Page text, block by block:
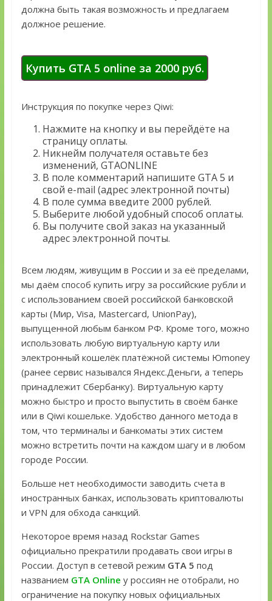
должна быть такая возможность и предлагаем
должное решение.
Купить GTA 5 online за 2000 руб.
Инструкция по покупке через Qiwi:
Нажмите на кнопку и вы перейдёте на
страницу оплаты.
Никнейм получателя оставьте без
изменений, GTAONLINE
В поле комментарий напишите GTA 5 и
свой e-mail (адрес электронной почты)
В поле сумма введите 2000 рублей.
Выберите любой удобный способ оплаты.
Вы получите свой заказ на указанный
адрес электронной почты.
Всем людям, живущим в России и за её пределами,
мы даём способ купить игру за российские рубли и
с использованием своей российской банковской
карты (Мир, Visa, Mastercard, UnionPay),
выпущенной любым банком РФ. Кроме того, можно
использовать любую виртуальную карту или
электронный кошелёк платёжной системы Юmoney
(ранее сервис назывался Яндекс.Деньги, а теперь
принадлежит Сбербанку). Виртуальную карту
можно быстро и просто выпустить в своём банке
или в Qiwi кошельке. Удобство данного метода в
том, что терминалы и банкоматы этих систем
можно встретить почти на каждом шагу и в любом
городе России.
Больше нет необходимости заводить счета в
иностранных банках, использовать криптовалюты
и VPN для обхода санкций.
Некоторое время назад Rockstar Games
официально прекратили продавать свои игры в
России. Доступ в сетевой режим GTA 5 под
названием GTA Online у россиян не отобрали, но
ограничение на покупку новых официальных